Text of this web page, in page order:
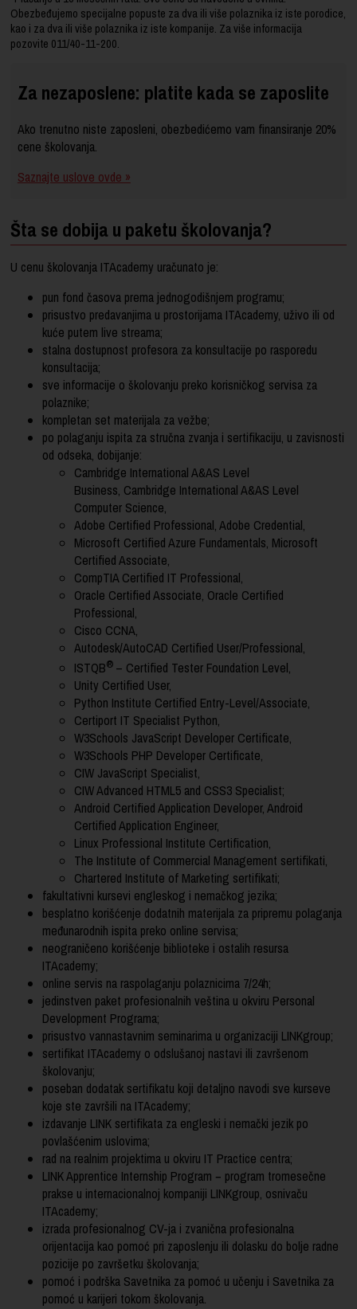
Obezbeđujemo specijalne popuste za dva ili više polaznika iz iste porodice,
kao i za dva ili više polaznika iz iste kompanije. Za više informacija
pozovite 011/40-11-200.
Za nezaposlene: platite kada se zaposlite
Ako trenutno niste zaposleni, obezbedićemo vam finansiranje 20%
cene školovanja.
Saznajte uslove ovde »
Šta se dobija u paketu školovanja?
U cenu školovanja ITAcademy uračunato je:
pun fond časova prema jednogodišnjem programu;
prisustvo predavanjima u prostorijama ITAcademy, uživo ili od
kuće putem live streama;
stalna dostupnost profesora za konsultacije po rasporedu
konsultacija;
sve informacije o školovanju preko korisničkog servisa za
polaznike;
kompletan set materijala za vežbe;
po polaganju ispita za stručna zvanja i sertifikaciju, u zavisnosti
od odseka, dobijanje:
Cambridge International A&AS Level
Business, Cambridge International A&AS Level
Computer Science,
Adobe Certified Professional, Adobe Credential,
Microsoft Certified Azure Fundamentals, Microsoft
Certified Associate,
CompTIA Certified IT Professional,
Oracle Certified Associate, Oracle Certified
Professional,
Cisco CCNA,
Autodesk/AutoCAD Certified User/Professional,
ISTQB® – Certified Tester Foundation Level,
Unity Certified User,
Python Institute Certified Entry-Level/Associate,
Certiport IT Specialist Python,
W3Schools JavaScript Developer Certificate,
W3Schools PHP Developer Certificate,
CIW JavaScript Specialist,
CIW Advanced HTML5 and CSS3 Specialist;
Android Certified Application Developer, Android
Certified Application Engineer,
Linux Professional Institute Certification,
The Institute of Commercial Management sertifikati,
Chartered Institute of Marketing sertifikati;
fakultativni kursevi engleskog i nemačkog jezika;
besplatno korišćenje dodatnih materijala za pripremu polaganja
međunarodnih ispita preko online servisa;
neograničeno korišćenje biblioteke i ostalih resursa
ITAcademy;
online servis na raspolaganju polaznicima 7/24h;
jedinstven paket profesionalnih veština u okviru Personal
Development Programa;
prisustvo vannastavnim seminarima u organizaciji LINKgroup;
sertifikat ITAcademy o odslušanoj nastavi ili završenom
školovanju;
poseban dodatak sertifikatu koji detaljno navodi sve kurseve
koje ste završili na ITAcademy;
izdavanje LINK sertifikata za engleski i nemački jezik po
povlašćenim uslovima;
rad na realnim projektima u okviru IT Practice centra;
LINK Apprentice Internship Program − program tromesečne
prakse u internacionalnoj kompaniji LINKgroup, osnivaču
ITAcademy;
izrada profesionalnog CV-ja i zvanična profesionalna
orijentacija kao pomoć pri zaposlenju ili dolasku do bolje radne
pozicije po završetku školovanja;
pomoć i podrška Savetnika za pomoć u učenju i Savetnika za
pomoć u karijeri tokom školovanja.